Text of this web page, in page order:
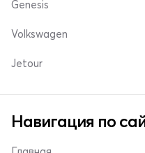
Genesis
Volkswagen
Jetour
Навигация по